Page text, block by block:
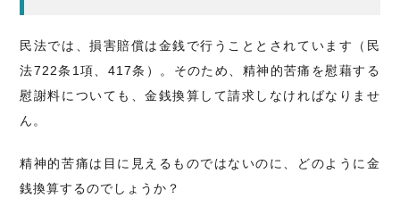
民法では、損害賠償は金銭で行うこととされています（民
法722条1項、417条）。そのため、精神的苦痛を慰藉する
慰謝料についても、金銭換算して請求しなければなりませ
ん。
精神的苦痛は目に見えるものではないのに、どのように金
銭換算するのでしょうか？